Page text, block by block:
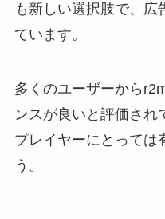
も新しい選択肢で、広
ています。
多くのユーザーから
ンスが良いと評価され
プレイヤーにとっては
う。